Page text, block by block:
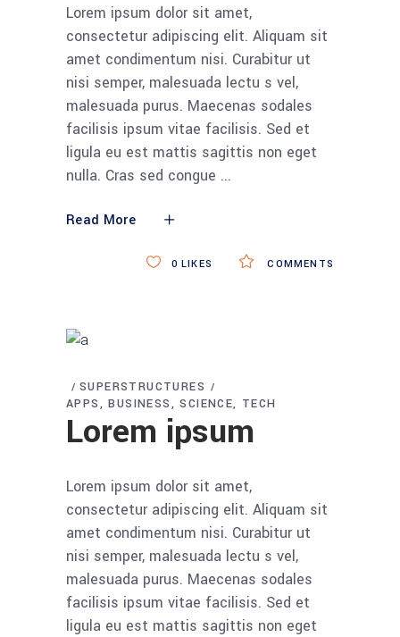
Lorem ipsum dolor sit amet,
consectetur adipiscing elit. Aliquam sit
amet condimentum nisi. Curabitur ut
nisi semper, malesuada lectu s vel,
malesuada purus. Maecenas sodales
facilisis ipsum vitae facilisis. Sed et
ligula eu est mattis sagittis non eget
nulla. Cras sed congue
Read More
COMMENTS
0 LIKES
SUPERSTRUCTURES
APPS
BUSINESS SCIENCE TECH
Lorem ipsum
Lorem ipsum dolor sit amet,
consectetur adipiscing elit. Aliquam sit
amet condimentum nisi. Curabitur ut
nisi semper, malesuada lectu s vel,
malesuada purus. Maecenas sodales
facilisis ipsum vitae facilisis. Sed et
ligula eu est mattis sagittis non eget